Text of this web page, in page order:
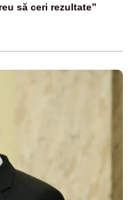
să ceri rezultate”